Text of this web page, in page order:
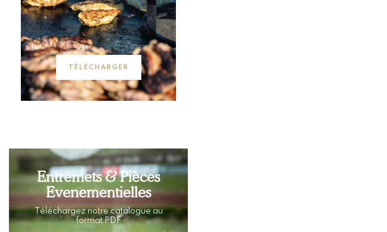
TÉLÉCHARGER
Entremets & Pièces
Evenementielles
Téléchargez notre catalogue au
format PDF